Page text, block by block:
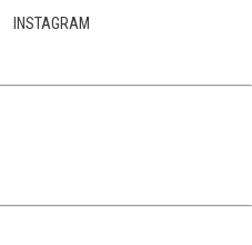
INSTAGRAM